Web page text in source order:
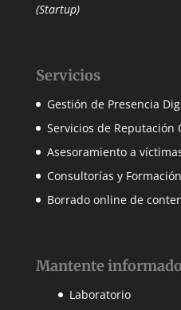
(Startup)
Servicios
Gestión de Presencia
Servicios de Reputación
Asesoramiento a
Consultorías y Formación
Borrado online de
Mantente informado
Laboratorio